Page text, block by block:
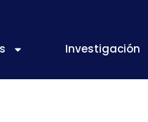
Investigación